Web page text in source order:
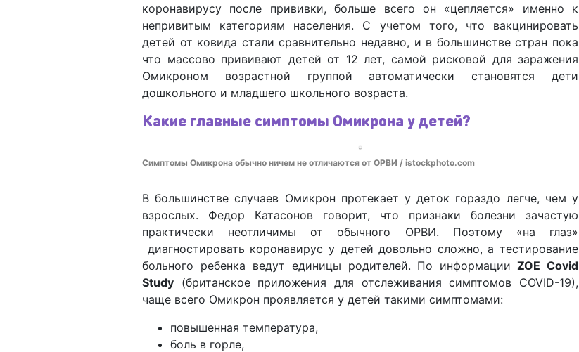
коронавирусу после прививки, больше всего он «цепляется» именно к
непривитым категориям населения. С учетом того, что вакцинировать
детей от ковида стали сравнительно недавно, и в большинстве стран пока
что массово прививают детей от 12 лет, самой рисковой для заражения
Омикроном возрастной группой автоматически становятся дети
дошкольного и младшего школьного возраста.
Какие главные симптомы Омикрона у детей?
Симптомы Омикрона обычно ничем не отличаются от ОРВИ / istockphoto.com
В большинстве случаев Омикрон протекает у деток гораздо легче, чем у
взрослых. Федор Катасонов говорит, что признаки болезни зачастую
практически неотличимы от обычного ОРВИ. Поэтому «на глаз»
диагностировать коронавирус у детей довольно сложно, а тестирование
больного ребенка ведут единицы родителей. По информации ZOE Covid
Study (британское приложения для отслеживания симптомов COVID-19),
чаще всего Омикрон проявляется у детей такими симптомами:
повышенная температура,
боль в горле,